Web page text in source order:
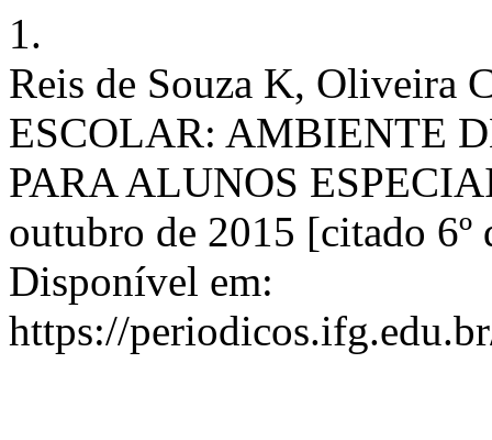
1.
Reis de Souza K, Oliveira
ESCOLAR: AMBIENTE
PARA ALUNOS
outubro de 2015 [citado
Disponível em:
https://